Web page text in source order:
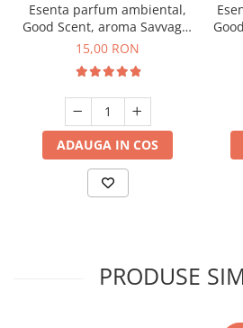
Esenta parfum ambiental,
Good Scent, aroma Savvage,
10 g
15,00 RON
ADAUGA IN COS
PRODUSE